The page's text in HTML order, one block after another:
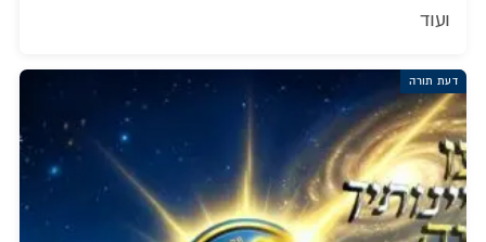
ועוד
דעת תורה